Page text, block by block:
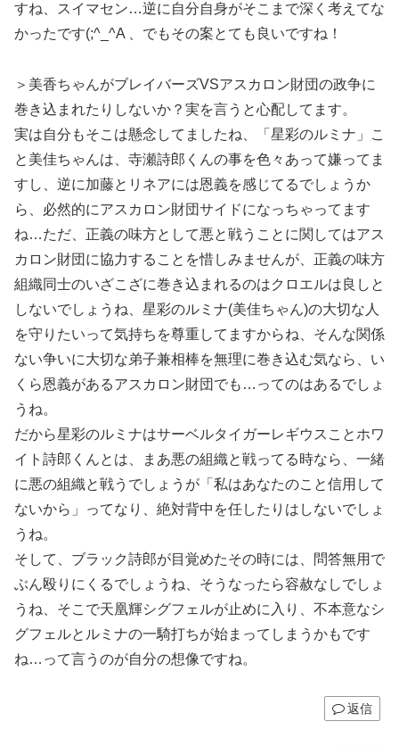
すね、スイマセン…逆に自分自身がそこまで深く考えてな
かったです(;^_^A 、でもその案とても良いですね！
＞美香ちゃんがブレイバーズVSアスカロン財団の政争に
巻き込まれたりしないか？実を言うと心配してます。
実は自分もそこは懸念してましたね、「星彩のルミナ」こ
と美佳ちゃんは、寺瀬詩郎くんの事を色々あって嫌ってま
すし、逆に加藤とリネアには恩義を感じてるでしょうか
ら、必然的にアスカロン財団サイドになっちゃってます
ね…ただ、正義の味方として悪と戦うことに関してはアス
カロン財団に協力することを惜しみませんが、正義の味方
組織同士のいざこざに巻き込まれるのはクロエルは良しと
しないでしょうね、星彩のルミナ(美佳ちゃん)の大切な人
を守りたいって気持ちを尊重してますからね、そんな関係
ない争いに大切な弟子兼相棒を無理に巻き込む気なら、い
くら恩義があるアスカロン財団でも…ってのはあるでしょ
うね。
だから星彩のルミナはサーベルタイガーレギウスことホワ
イト詩郎くんとは、まあ悪の組織と戦ってる時なら、一緒
に悪の組織と戦うでしょうが「私はあなたのこと信用して
ないから」ってなり、絶対背中を任したりはしないでしょ
うね。
そして、ブラック詩郎が目覚めたその時には、問答無用で
ぶん殴りにくるでしょうね、そうなったら容赦なしでしょ
うね、そこで天凰輝シグフェルが止めに入り、不本意なシ
グフェルとルミナの一騎打ちが始まってしまうかもです
ね…って言うのが自分の想像ですね。
返信